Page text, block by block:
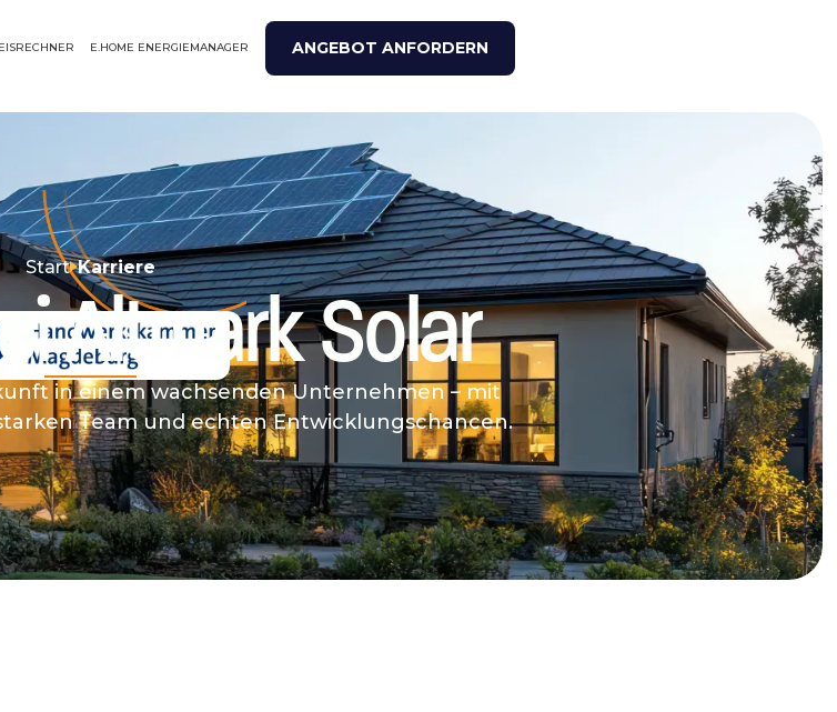
E.HOME ENERGIEMANAGER ANGEBOT ANFORDERN
Start Karriere
Altmark Solar
in einem wachsenden Unternehmen – mit
Team und echten Entwicklungschancen.